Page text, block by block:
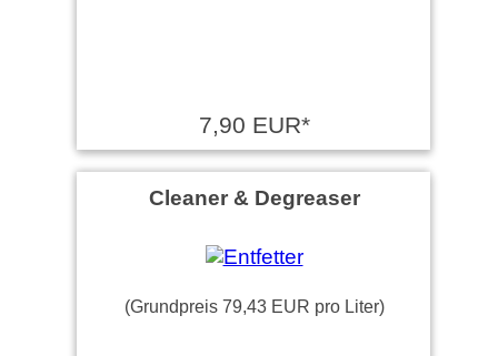
7,90 EUR*
Cleaner & Degreaser
(Grundpreis 79,43 EUR pro Liter)